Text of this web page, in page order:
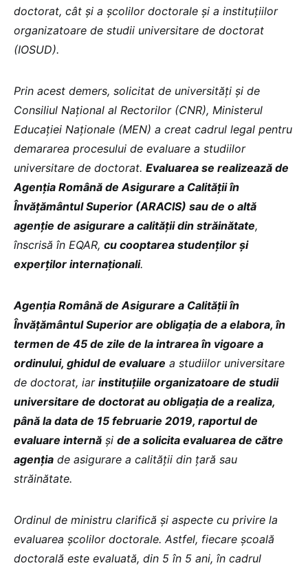
doctorat, cât și a școlilor doctorale și a instituțiilor
organizatoare de studii universitare de doctorat
(IOSUD).
Prin acest demers, solicitat de universități și de
Consiliul Național al Rectorilor (CNR), Ministerul
Educației Naționale (MEN) a creat cadrul legal pentru
demararea procesului de evaluare a studiilor
universitare de doctorat. Evaluarea se realizează de
Agenția Română de Asigurare a Calității în
Învățământul Superior (ARACIS) sau de o altă
agenție de asigurare a calității din străinătate,
înscrisă în EQAR, cu cooptarea studenților și
experților internaționali.
Agenţia Română de Asigurare a Calităţii în
Învăţământul Superior are obligația de a elabora, în
termen de 45 de zile de la intrarea în vigoare a
ordinului, ghidul de evaluare a studiilor universitare
de doctorat, iar instituțiile organizatoare de studii
universitare de doctorat au obligația de a realiza,
până la data de 15 februarie 2019, raportul de
evaluare internă și de a solicita evaluarea de către
agenția de asigurare a calității din țară sau
străinătate.
Ordinul de ministru clarifică și aspecte cu privire la
evaluarea școlilor doctorale. Astfel, fiecare școală
doctorală este evaluată, din 5 în 5 ani, în cadrul